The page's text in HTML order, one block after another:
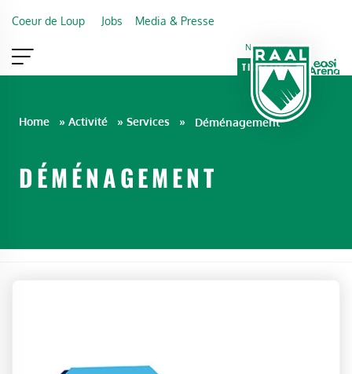
Coeur de Loup Jobs Media & Presse
Newsletter
TICKETING
VIP
FAN SHOP
DÉMÉNAGEMENT
Home » Activité » Services » Déménagement